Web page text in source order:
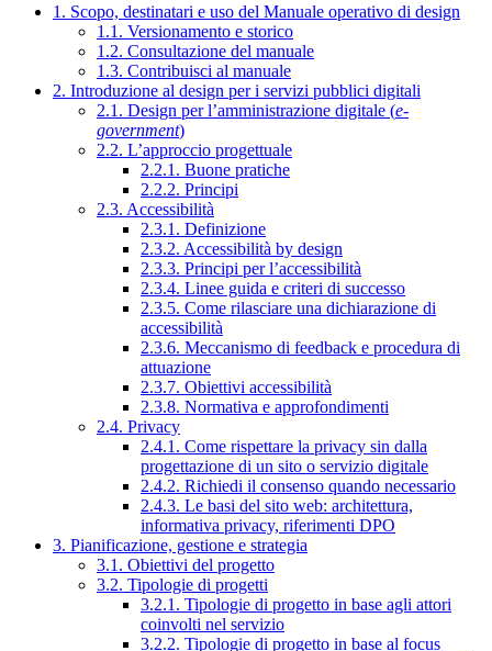
1. Scopo, destinatari e uso del Manuale operativo di design
1.1. Versionamento e storico
1.2. Consultazione del manuale
1.3. Contribuisci al manuale
2. Introduzione al design per i servizi pubblici digitali
2.1. Design per l’amministrazione digitale (e-
government)
2.2. L’approccio progettuale
2.2.1. Buone pratiche
2.2.2. Principi
2.3. Accessibilità
2.3.1. Definizione
2.3.2. Accessibilità by design
2.3.3. Principi per l’accessibilità
2.3.4. Linee guida e criteri di successo
2.3.5. Come rilasciare una dichiarazione di
accessibilità
2.3.6. Meccanismo di feedback e procedura di
attuazione
2.3.7. Obiettivi accessibilità
2.3.8. Normativa e approfondimenti
2.4. Privacy
2.4.1. Come rispettare la privacy sin dalla
progettazione di un sito o servizio digitale
2.4.2. Richiedi il consenso quando necessario
2.4.3. Le basi del sito web: architettura,
informativa privacy, riferimenti DPO
3. Pianificazione, gestione e strategia
3.1. Obiettivi del progetto
3.2. Tipologie di progetti
3.2.1. Tipologie di progetto in base agli attori
coinvolti nel servizio
3.2.2. Tipologie di progetto in base al focus